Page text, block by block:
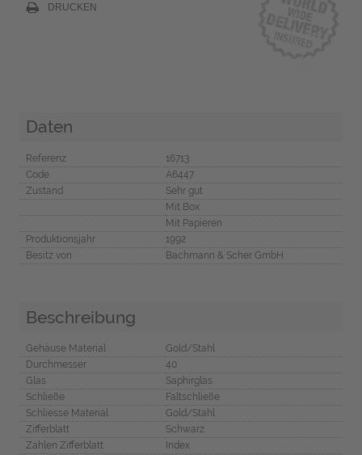
DRUCKEN
Daten
Referenz
16713
Code
A6447
Zustand
Sehr gut
Mit Box
Mit Papieren
Produktionsjahr
1992
Besitz von
Bachmann & Scher GmbH
Beschreibung
Gehäuse Material
Gold/Stahl
Durchmesser
40
Glas
Saphirglas
Schließe
Faltschließe
Schliesse Material
Gold/Stahl
Zifferblatt
Schwarz
Zahlen Zifferblatt
Index